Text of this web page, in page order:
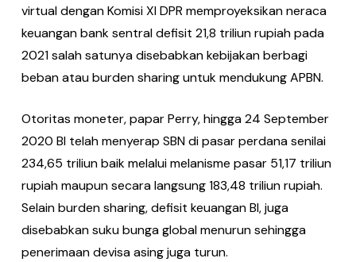
virtual dengan Komisi XI DPR memproyeksikan neraca
keuangan bank sentral defisit 21,8 triliun rupiah pada
2021 salah satunya disebabkan ke­bijakan berbagi
beban atau burden shar­ing untuk mendukung APBN.
Otoritas moneter, papar Perry, hingga 24 September
2020 BI telah menyerap SBN di pasar perdana senilai
234,65 tri­liun baik melalui melanisme pasar 51,17 triliun
rupiah maupun secara langsung 183,48 triliun rupiah.
Selain burden shar­ing, defisit keuangan BI, juga
disebabkan suku bunga global menurun sehingga
penerimaan devisa asing juga turun.